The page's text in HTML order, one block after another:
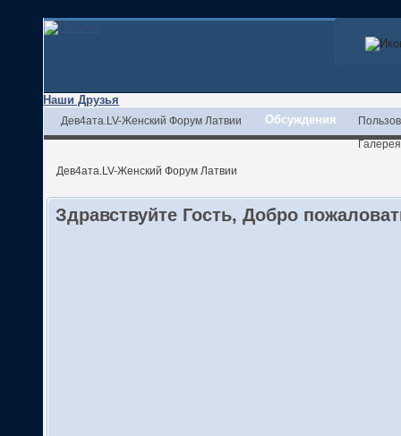
Наши Друзья
Дев4ата.LV-Женский Форум Латвии Обсуждения
Галерея
Дев4ата.LV-Женский Форум Латвии
Здравствуйте Гость, Добро